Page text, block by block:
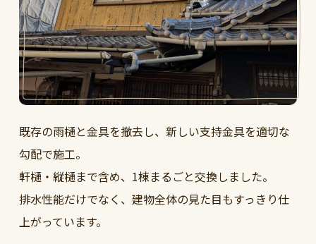
既存の雨樋と金具を撤去し、新しい支持金具を適切な
勾配で施工。
軒樋・縦樋まで含め、1棟まるごと交換しました。
排水性能だけでなく、建物全体の見た目もすっきり仕
上がっています。